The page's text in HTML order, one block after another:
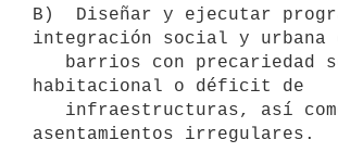
B)  Diseñar y ejecutar
integración social y urbana
habitacional o déficit de
asentamientos irregulares.